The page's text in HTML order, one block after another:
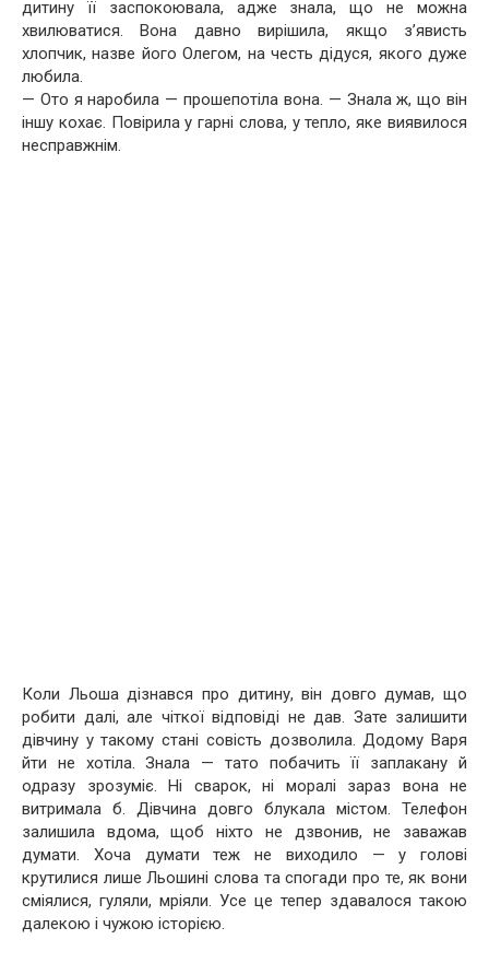
дитину її заспокоювала, адже знала, що не можна
хвилюватися. Вона давно вирішила, якщо з’явисть
хлопчик, назве його Олегом, на честь дідуся, якого дуже
любила.
— Ото я наробила — прошепотіла вона. — Знала ж, що він
іншу кохає. Повірила у гарні слова, у тепло, яке виявилося
несправжнім.
Коли Льоша дізнався про дитину, він довго думав, що
робити далі, але чіткої відповіді не дав. Зате залишити
дівчину у такому стані совість дозволила. Додому Варя
йти не хотіла. Знала — тато побачить її заплакану й
одразу зрозуміє. Ні сварок, ні моралі зараз вона не
витримала б. Дівчина довго блукала містом. Телефон
залишила вдома, щоб ніхто не дзвонив, не заважав
думати. Хоча думати теж не виходило — у голові
крутилися лише Льошині слова та спогади про те, як вони
сміялися, гуляли, мріяли. Усе це тепер здавалося такою
далекою і чужою історією.